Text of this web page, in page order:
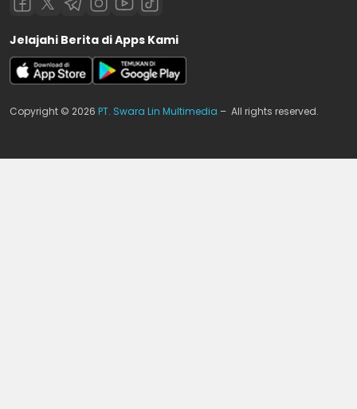
Jelajahi Berita di Apps Kami
Copyright © 2026 PT. Swara Lin Multimedia – All rights reserved.